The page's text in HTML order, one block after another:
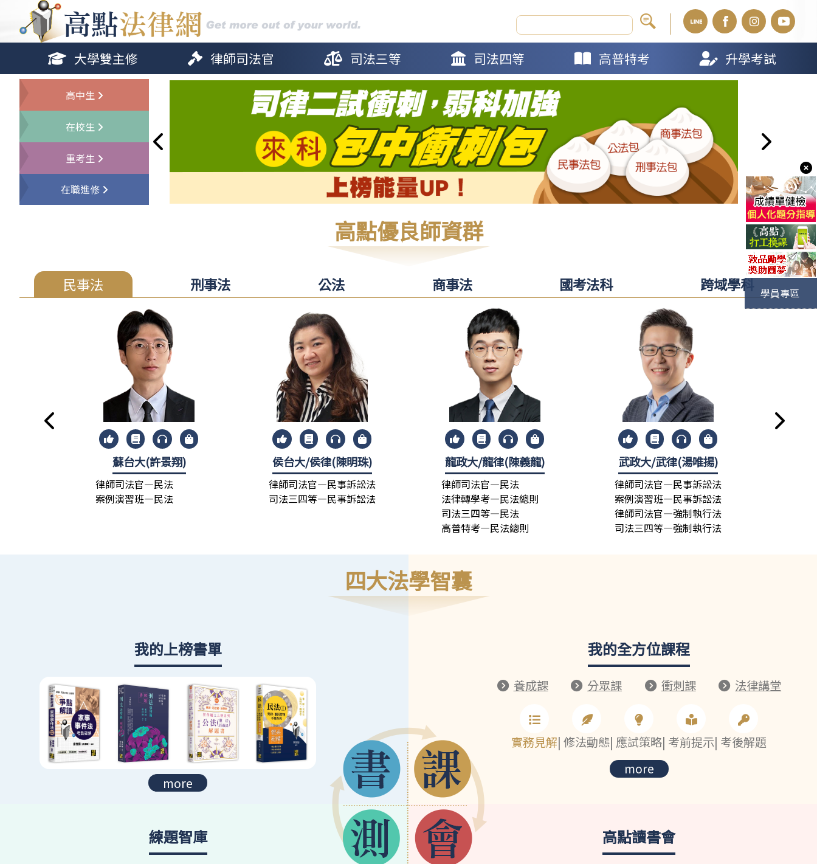
大學雙主修 律師司法官 司法三等 司法四等 高普特考 升學考試
高中生
在校生
重考生
在職進修
高點優良師資群
民事法 刑事法 公法 商事法 國考法科 跨域學科
蘇台大(許景翔)
律師司法官—民法
案例演習班—民法
侯台大/侯律(陳明珠)
律師司法官—民事訴訟法
司法三四等—民事訴訟法
龍政大/龍律(陳義龍)
律師司法官—民法
法律轉學考—民法總則
司法三四等—民法
高普特考—民法總則
武政大/武律(湯唯揚)
律師司法官—民事訴訟法
案例演習班—民事訴訟法
律師司法官—強制執行法
司法三四等—強制執行法
四大法學智囊
我的上榜書單
more
我的全方位課程
養成課 分眾課 衝刺課 法律講堂
實務見解|修法動態| 應試策略| 考前提示| 考後解題
more
練題智庫 高點讀書會
學員專區